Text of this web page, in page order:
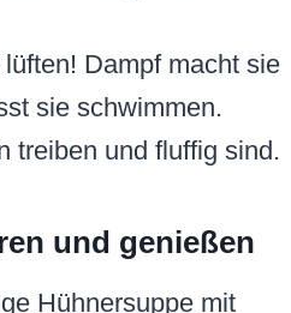
Dampf macht sie
sie schwimmen.
treiben und fluffig sind.
und genießen
Hühnersuppe mit